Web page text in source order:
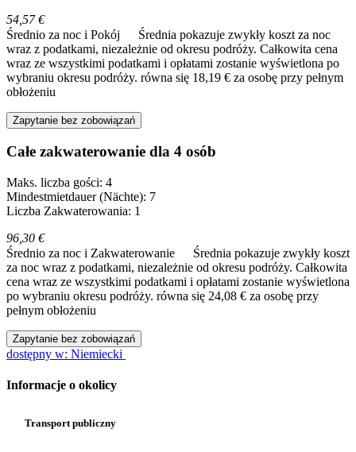
54,57 €
Średnio za noc i Pokój
Średnia pokazuje zwykły koszt za noc
wraz z podatkami, niezależnie od okresu podróży. Całkowita cena
wraz ze wszystkimi podatkami i opłatami zostanie wyświetlona po
wybraniu okresu podróży. równa się 18,19 € za osobę przy pełnym
obłożeniu
Zapytanie bez zobowiązań
Całe zakwaterowanie dla 4 osób
Maks. liczba gości: 4
Mindestmietdauer (Nächte): 7
Liczba Zakwaterowania: 1
96,30 €
Średnio za noc i Zakwaterowanie
Średnia pokazuje zwykły koszt
za noc wraz z podatkami, niezależnie od okresu podróży. Całkowita
cena wraz ze wszystkimi podatkami i opłatami zostanie wyświetlona
po wybraniu okresu podróży. równa się 24,08 € za osobę przy
pełnym obłożeniu
Zapytanie bez zobowiązań
dostępny w: Niemiecki
Informacje o okolicy
Transport publiczny